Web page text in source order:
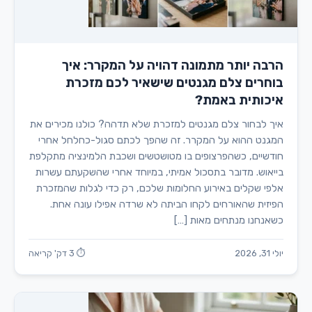
הרבה יותר מתמונה דהויה על המקרר: איך
בוחרים צלם מגנטים שישאיר לכם מזכרת
איכותית באמת?
איך לבחור צלם מגנטים למזכרת שלא תדהה? כולנו מכירים את
המגנט ההוא על המקרר. זה שהפך לכתם סגול-כחלחל אחרי
חודשיים, כשהפרצופים בו מטושטשים ושכבת הלמינציה מתקלפת
בייאוש. מדובר בתסכול אמיתי, במיוחד אחרי שהשקעתם עשרות
אלפי שקלים באירוע החלומות שלכם, רק כדי לגלות שהמזכרת
הפיזית שהאורחים לקחו הביתה לא שרדה אפילו עונה אחת.
כשאנחנו מנתחים מאות […]
יולי 31, 2026 ⏱ 3 דק' קריאה